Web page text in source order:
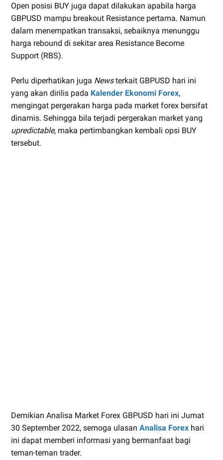
Open posisi BUY juga dapat dilakukan apabila harga
GBPUSD mampu breakout Resistance pertama. Namun
dalam menempatkan transaksi, sebaiknya menunggu
harga rebound di sekitar area Resistance Become
Support (RBS).
Perlu diperhatikan juga Newsterkait GBPUSD hari ini
yang akan dirilis pada Kalender Ekonomi Forex,
mengingat pergerakan harga pada market forex bersifat
dinamis. Sehingga bila terjadi pergerakan market yang
upredictable, maka pertimbangkan kembali opsi BUY
tersebut.
Demikian Analisa Market Forex GBPUSD hari ini Jumat
30 September 2022, semoga ulasan Analisa Forex hari
ini dapat memberi informasi yang bermanfaat bagi
teman-teman trader.